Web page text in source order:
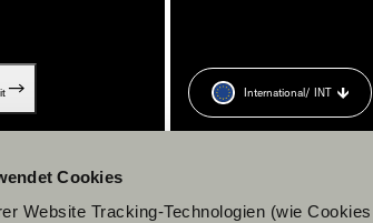
Cookies
Website Tracking-Technologien (wie
International/ INT